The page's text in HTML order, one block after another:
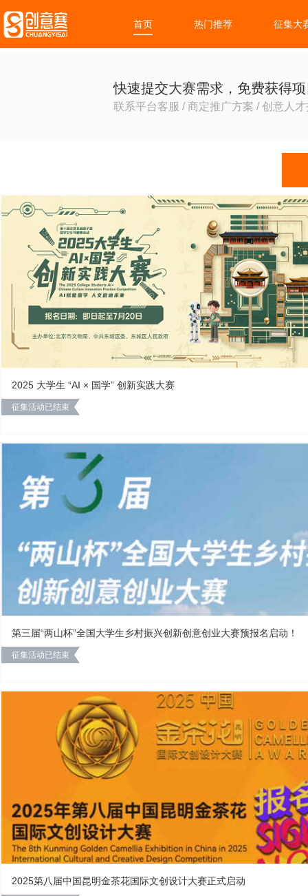
首页 热门推荐 征集大
快速提交大赛需求，免费获得
联系平台客服 / 商定推广方案 / 创意人
2025 大学生 “AI × 国学” 创新实践大赛
征集活动已结束
第三届“两山杯”全国大学生乡村振兴创新创意创业大赛预报名启动！
征集活动已结束
2025第八届中国昆明金茶花国际文创设计大赛正式启动